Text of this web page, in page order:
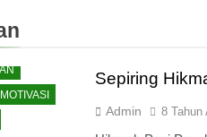
MOTIVASI
Sepiring
Admin 8 Tahun